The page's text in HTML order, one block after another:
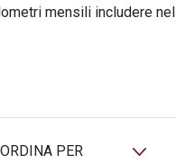
mensili includere nel
ORDINA PER